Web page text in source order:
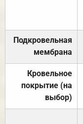
Подкровельная
мембрана
Кровельное
покрытие (на
выбор)